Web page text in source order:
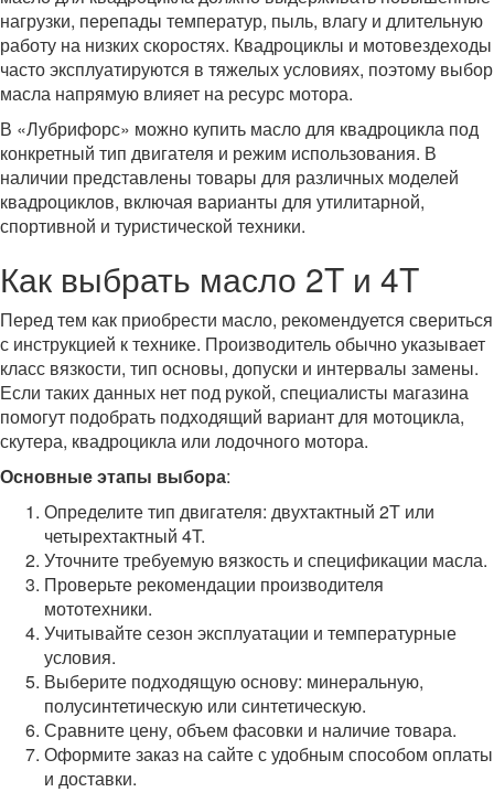
нагрузки, перепады температур, пыль, влагу и длительную
работу на низких скоростях. Квадроциклы и мотовездеходы
часто эксплуатируются в тяжелых условиях, поэтому выбор
масла напрямую влияет на ресурс мотора.
В «Лубрифорс» можно купить масло для квадроцикла под
конкретный тип двигателя и режим использования. В
наличии представлены товары для различных моделей
квадроциклов, включая варианты для утилитарной,
спортивной и туристической техники.
Как выбрать масло 2T и 4T
Перед тем как приобрести масло, рекомендуется свериться
с инструкцией к технике. Производитель обычно указывает
класс вязкости, тип основы, допуски и интервалы замены.
Если таких данных нет под рукой, специалисты магазина
помогут подобрать подходящий вариант для мотоцикла,
скутера, квадроцикла или лодочного мотора.
Основные этапы выбора:
Определите тип двигателя: двухтактный 2T или
четырехтактный 4T.
Уточните требуемую вязкость и спецификации масла.
Проверьте рекомендации производителя
мототехники.
Учитывайте сезон эксплуатации и температурные
условия.
Выберите подходящую основу: минеральную,
полусинтетическую или синтетическую.
Сравните цену, объем фасовки и наличие товара.
Оформите заказ на сайте с удобным способом оплаты
и доставки.